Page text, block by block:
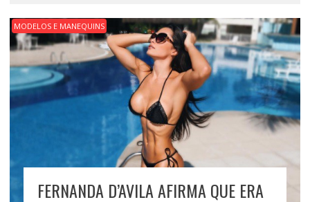
MODELOS E MANEQUINS
FERNANDA D’AVILA AFIRMA QUE ERA